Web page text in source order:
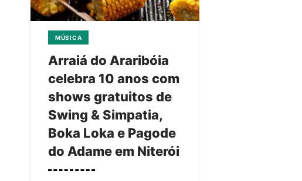
MÚSICA
Arraiá do Araribóia
celebra 10 anos com
shows gratuitos de
Swing & Simpatia,
Boka Loka e Pagode
do Adame em Niterói